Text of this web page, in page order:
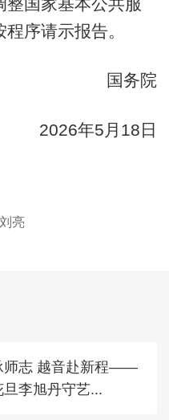
序请示报告。
国务院
2026年5月18日
亮
师志 越音赴新程——
旦李旭丹守艺...